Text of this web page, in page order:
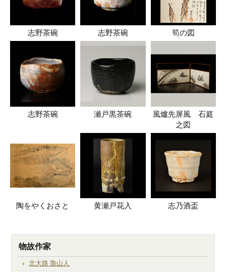
志野茶碗 志野茶碗 筍の図
志野茶碗 瀬戸黒茶碗
風爐先屏風 石庭
之図
陶をやくおさと 黄瀬戸花入 志乃酒盃
物故作家
北大路 魯山人